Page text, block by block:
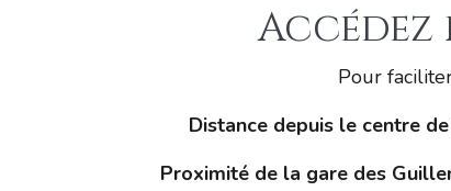
Pour
Distance depuis le centre
Proximité de la gare des